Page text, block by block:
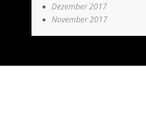
Dezember 2017
November 2017